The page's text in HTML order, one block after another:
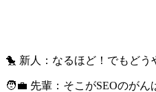
🐤 新人：なるほど！でもどう
🧑‍💼 先輩：そこがSEOのが